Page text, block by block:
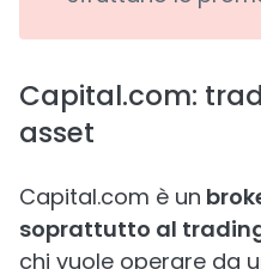
Capital.com:
asset
Capital.com è un
soprattutto al
chi vuole operare da